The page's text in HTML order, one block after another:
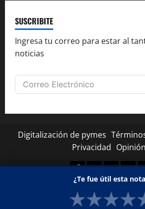
SUSCRIBITE
Ingresa tu correo para estar al
noticias
Digitalización de pymes
Privacidad Opinión
Facebook
TwitterLinkedin
Copyright © Todos los
¿Te fue útil esta
★★★★